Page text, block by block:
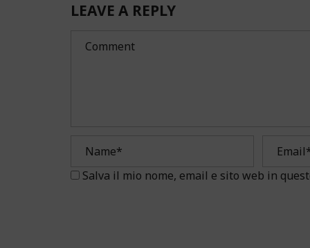
LEAVE A REPLY
Salva il mio nome, email e sito web in